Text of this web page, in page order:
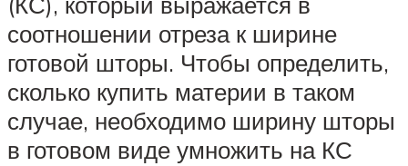
соотношении отреза к ширине
готовой шторы. Чтобы определить,
сколько купить материи в таком
случае, необходимо ширину шторы
в готовом виде умножить на КС